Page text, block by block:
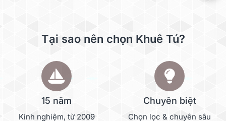
Tại sao nên chọn Khuê Tú?
15 năm
Kinh nghiệm, từ 2009
Chuyên biệt
Chọn lọc & chuyên sâu